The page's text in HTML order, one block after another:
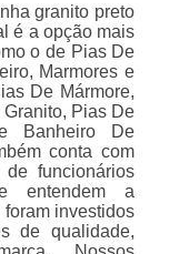
granito preto
é a opção mais
o de Pias De
Marmores e
De Mármore,
Pias De
Banheiro De
conta com
de funcionários
entendem a
investidos
de qualidade,